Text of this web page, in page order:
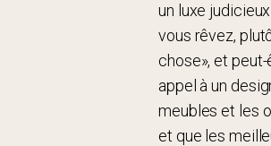
un luxe
vous rêvez,
chose», et
appel à un
meubles et les
et que les